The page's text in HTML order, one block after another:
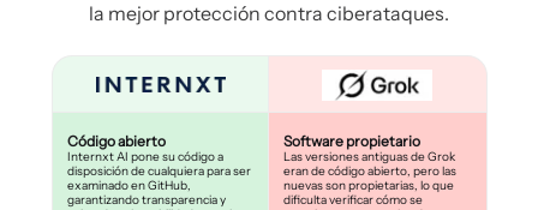
la mejor protección contra ciberataques.
Código abierto
Internxt AI pone su código a
disposición de cualquiera para ser
examinado en GitHub,
garantizando transparencia y
Software propietario
Las versiones antiguas de Grok
eran de código abierto, pero las
nuevas son propietarias, lo que
dificulta verificar cómo se